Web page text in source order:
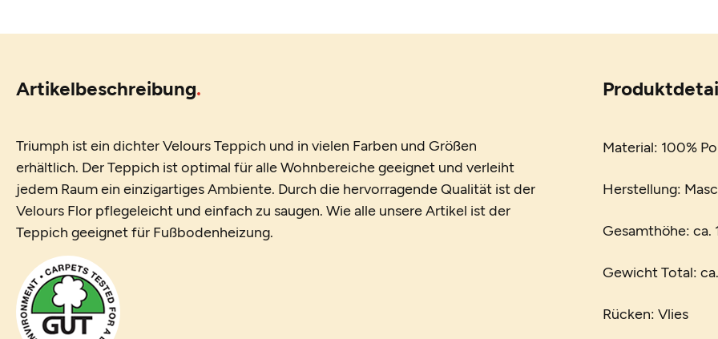
Artikelbeschreibung
Triumph ist ein dichter Velours Teppich und in vielen Farben und Größen
erhältlich. Der Teppich ist optimal für alle Wohnbereiche geeignet und verleiht
jedem Raum ein einzigartiges Ambiente. Durch die hervorragende Qualität ist der
Velours Flor pflegeleicht und einfach zu saugen. Wie alle unsere Artikel ist der
Teppich geeignet für Fußbodenheizung.
Material: 100%
Herstellung:
Gesamthöhe: ca.
Gewicht Total:
Rücken: Vlies